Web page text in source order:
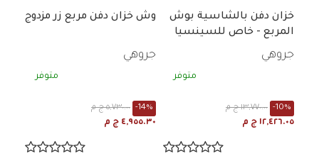
خزان دفن بالشاسية بوش
المربع - خاص للسينسيا
جروهي
متوفر
١٣,٧٧٠.٠٠ ج م -10%
١٢,٤٢٦.٠٥ ج م
وش خزان دفن مربع زر مزدوج
جروهي
متوفر
٥,٧٣٠.٠٠ ج م -14%
٤,٩٥٥.٣٠ ج م